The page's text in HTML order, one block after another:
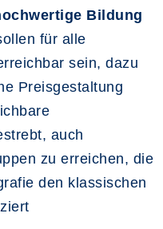
Bildung
für alle
sein, dazu
Preisgestaltung
auch
zu erreichen, die
den klassischen